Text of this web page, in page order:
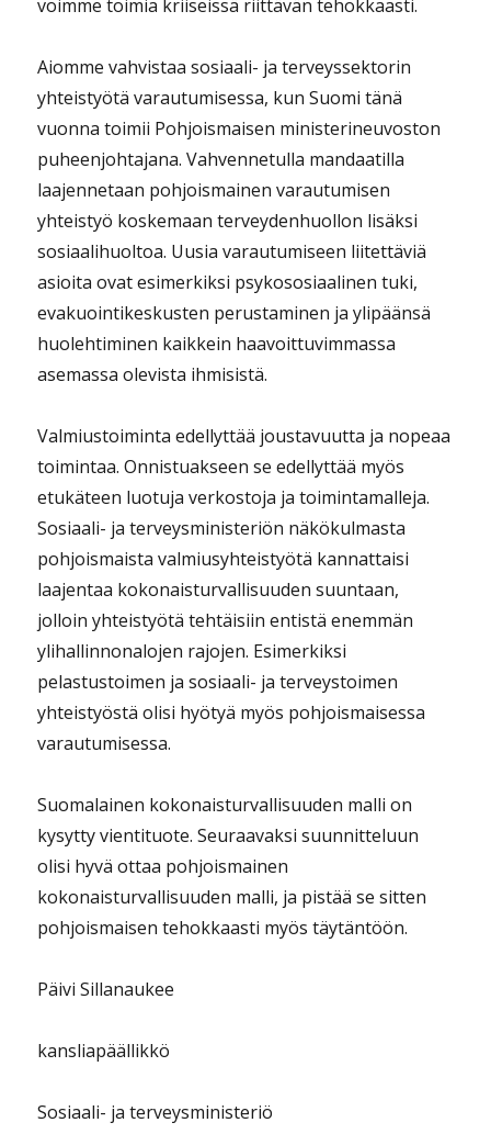
voimme toimia kriiseissä riittävän tehokkaasti.
Aiomme vahvistaa sosiaali- ja terveyssektorin
yhteistyötä varautumisessa, kun Suomi tänä
vuonna toimii Pohjoismaisen ministerineuvoston
puheenjohtajana. Vahvennetulla mandaatilla
laajennetaan pohjoismainen varautumisen
yhteistyö koskemaan terveydenhuollon lisäksi
sosiaalihuoltoa. Uusia varautumiseen liitettäviä
asioita ovat esimerkiksi psykososiaalinen tuki,
evakuointikeskusten perustaminen ja ylipäänsä
huolehtiminen kaikkein haavoittuvimmassa
asemassa olevista ihmisistä.
Valmiustoiminta edellyttää joustavuutta ja nopeaa
toimintaa. Onnistuakseen se edellyttää myös
etukäteen luotuja verkostoja ja toimintamalleja.
Sosiaali- ja terveysministeriön näkökulmasta
pohjoismaista valmiusyhteistyötä kannattaisi
laajentaa kokonaisturvallisuuden suuntaan,
jolloin yhteistyötä tehtäisiin entistä enemmän
ylihallinnonalojen rajojen. Esimerkiksi
pelastustoimen ja sosiaali- ja terveystoimen
yhteistyöstä olisi hyötyä myös pohjoismaisessa
varautumisessa.
Suomalainen kokonaisturvallisuuden malli on
kysytty vientituote. Seuraavaksi suunnitteluun
olisi hyvä ottaa pohjoismainen
kokonaisturvallisuuden malli, ja pistää se sitten
pohjoismaisen tehokkaasti myös täytäntöön.
Päivi Sillanaukee
kansliapäällikkö
Sosiaali- ja terveysministeriö